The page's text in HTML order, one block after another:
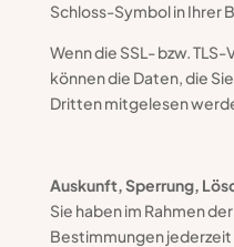
Schloss-Symbol in Ihrer
Wenn die SSL- bzw.
können die Daten, die
Dritten mitgelesen
Auskunft, Sperrung,
Sie haben im Rahmen
Bestimmungen